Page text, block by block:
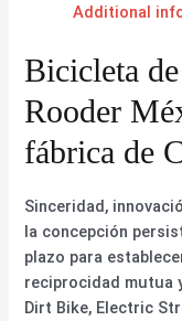
Additional
Bicicleta
Rooder
fábrica de
Sinceridad,
la concepción
plazo para
reciprocidad mutua
Dirt Bike, Electric